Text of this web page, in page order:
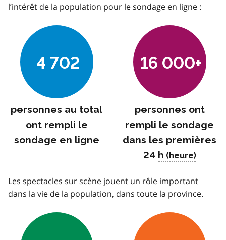
l’intérêt de la population pour le sondage en ligne :
4 702
personnes au total
ont rempli le
sondage en ligne
16 000+
personnes ont
rempli le sondage
dans les premières
24 h
Les spectacles sur scène jouent un rôle important
dans la vie de la population, dans toute la province.